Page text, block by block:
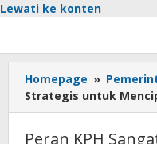
Lewati ke konten
Homepage »
Strategis untuk
Peran KPH